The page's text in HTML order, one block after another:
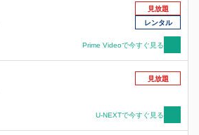
』こと“花子くん”と縁を結んだ少女・八尋
祓い屋の少年・源 光。 2人は花子くんと共
改変された七不思議や怪異たちの噂を元に戻
め、日々奔走していた。 ある日、花子くん
。 七不思議の中に裏切り者がいる、と。
たちは裏切り者を炙り出すため、七不思議の
を破壊していく。 二番目『ミサキ階段』、
『16時の書庫』を壊し、残る七不思議は
イレの花子さん』を含めると五つ…… 一
見放題
レンタル
Prime Videoで今すぐ見る
見放題
U-NEXTで今すぐ見る